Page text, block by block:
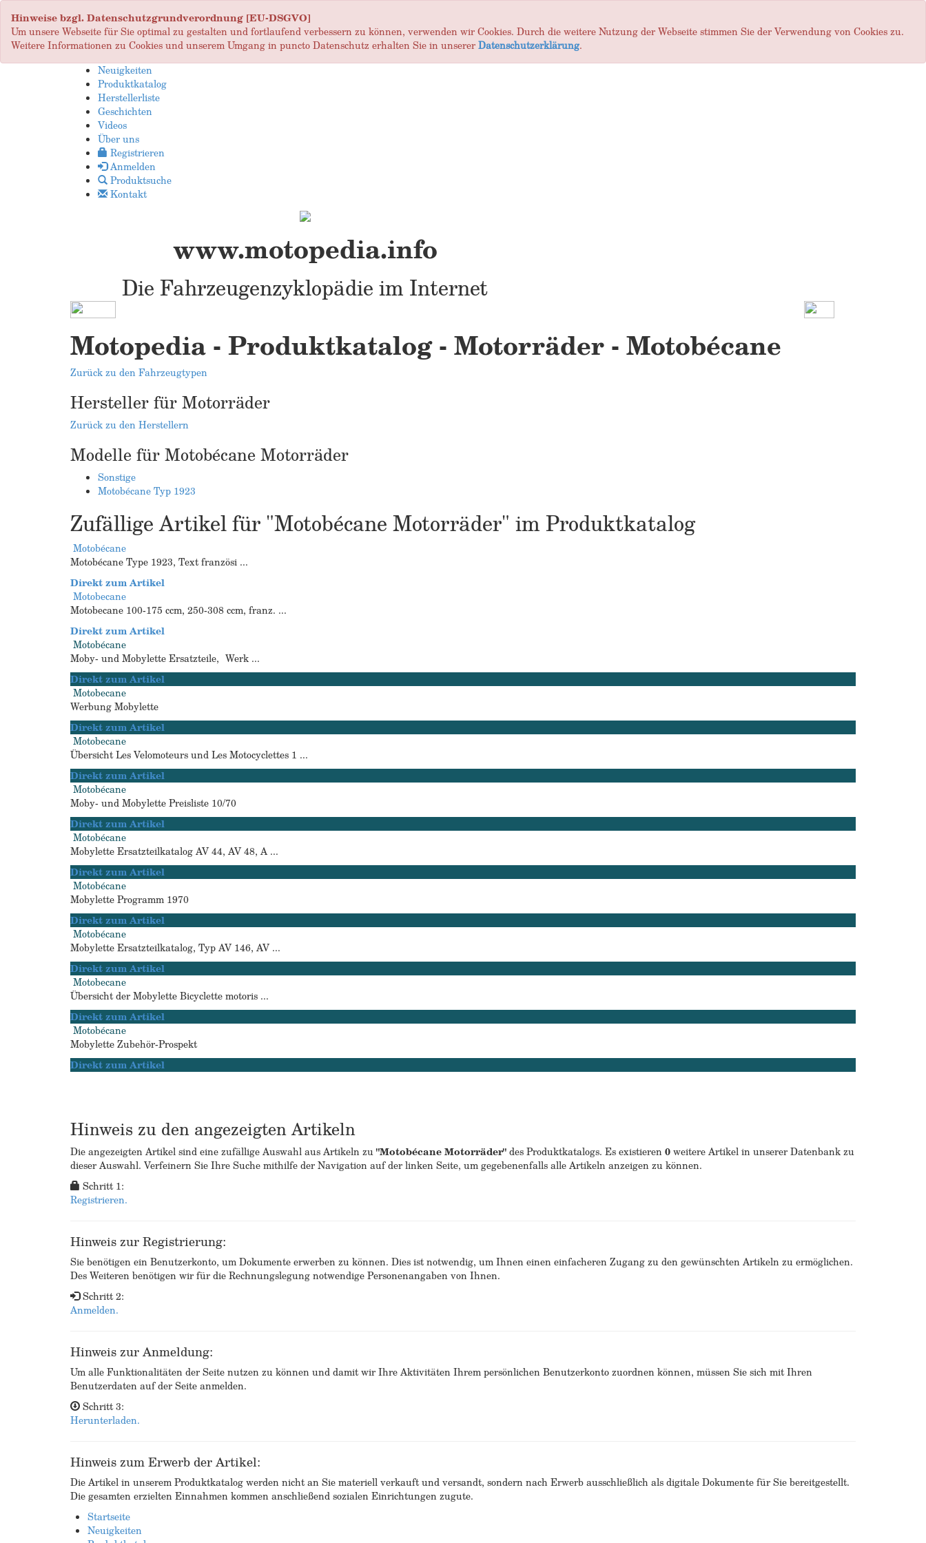
Hinweise bzgl. Datenschutzgrundverordnung [EU-DSGVO]
Um unsere Webseite für Sie optimal zu gestalten und fortlaufend verbessern zu können, verwenden wir Cookies. Durch die weitere Nutzung der Webseite stimmen Sie der Verwendung von Cookies zu.
Weitere Informationen zu Cookies und unserem Umgang in puncto Datenschutz erhalten Sie in unsererDatenschutzerklärung.
Neuigkeiten
Produktkatalog
Herstellerliste
Geschichten
Videos
Über uns
Registrieren
Anmelden
Produktsuche
Kontakt
www.motopedia.info
Die Fahrzeugenzyklopädie im Internet
Motopedia - Produktkatalog - Motorräder - Motobécane
Zurück zu den Fahrzeugtypen
Hersteller für Motorräder
Zurück zu den Herstellern
Modelle für Motobécane Motorräder
Sonstige
Motobécane Typ 1923
Zufällige Artikel für "Motobécane Motorräder" im Produktkatalog
Motobécane
Motobécane Type 1923, Text französi ...
Direkt zum Artikel
Motobecane
Motobecane 100-175 ccm, 250-308 ccm, franz. ...
Direkt zum Artikel
Motobécane
Moby- und Mobylette Ersatzteile, Werk ...
Direkt zum Artikel
Motobecane
Werbung Mobylette
Direkt zum Artikel
Motobecane
Übersicht Les Velomoteurs und Les Motocyclettes 1 ...
Direkt zum Artikel
Motobécane
Moby- und Mobylette Preisliste 10/70
Direkt zum Artikel
Motobécane
Mobylette Ersatzteilkatalog AV 44, AV 48, A ...
Direkt zum Artikel
Motobécane
Mobylette Programm 1970
Direkt zum Artikel
Motobécane
Mobylette Ersatzteilkatalog, Typ AV 146, AV ...
Direkt zum Artikel
Motobecane
Übersicht der Mobylette Bicyclette motoris ...
Direkt zum Artikel
Motobécane
Mobylette Zubehör-Prospekt
Direkt zum Artikel
Hinweis zu den angezeigten Artikeln
Die angezeigten Artikel sind eine zufällige Auswahl aus Artikeln zu"Motobécane Motorräder"des Produktkatalogs. Es existieren0weitere Artikel in unserer Datenbank zu
dieser Auswahl. Verfeinern Sie Ihre Suche mithilfe der Navigation auf der linken Seite, um gegebenenfalls alle Artikeln anzeigen zu können.
Schritt 1:
Registrieren.
Hinweis zur Registrierung:
Sie benötigen ein Benutzerkonto, um Dokumente erwerben zu können. Dies ist notwendig, um Ihnen einen einfacheren Zugang zu den gewünschten Artikeln zu ermöglichen.
Des Weiteren benötigen wir für die Rechnungslegung notwendige Personenangaben von Ihnen.
Schritt 2:
Anmelden.
Hinweis zur Anmeldung:
Um alle Funktionalitäten der Seite nutzen zu können und damit wir Ihre Aktivitäten Ihrem persönlichen Benutzerkonto zuordnen können, müssen Sie sich mit Ihren
Benutzerdaten auf der Seite anmelden.
Schritt 3:
Herunterladen.
Hinweis zum Erwerb der Artikel:
Die Artikel in unserem Produktkatalog werden nicht an Sie materiell verkauft und versandt, sondern nach Erwerb ausschließlich als digitale Dokumente für Sie bereitgestellt.
Die gesamten erzielten Einnahmen kommen anschließend sozialen Einrichtungen zugute.
Startseite
Neuigkeiten